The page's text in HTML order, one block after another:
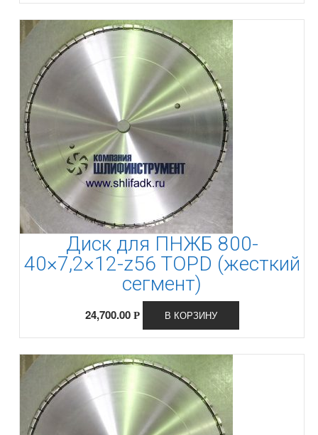
Диск для ПНЖБ 800-
40×7,2×12-z56 TOPD (жесткий
сегмент)
24,700.00 Р В КОРЗИНУ